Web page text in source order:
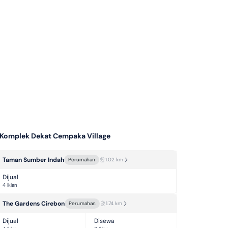
Dekat Cempaka Village
Taman Sumber Indah Perumahan 1.02 km
Dijual
4 Iklan
The Gardens Cirebon Perumahan 1.74 km
Dijual Disewa